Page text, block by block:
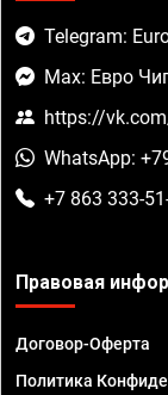
Telegram:
Max: Евро
https://
WhatsApp:
+7 863 333-
Правовая
Договор-Оферта
Политика